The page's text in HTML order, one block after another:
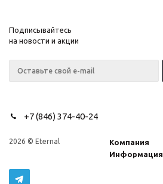
Подписывайтесь
на новости и акции
+7 (846) 374-40-24
2026 © Eternal
Компания
Информация